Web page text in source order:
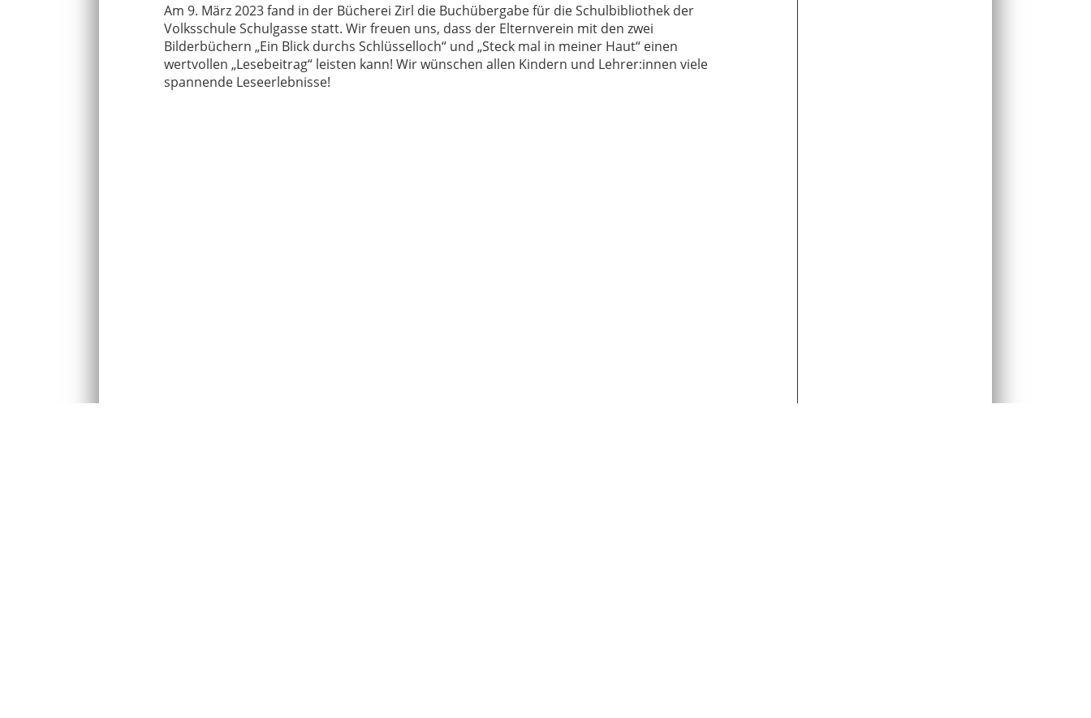
Am 9. März 2023 fand in der Bücherei Zirl die Buchübergabe für die Schulbibliothek der
Volksschule Schulgasse statt. Wir freuen uns, dass der Elternverein mit den zwei
Bilderbüchern „Ein Blick durchs Schlüsselloch“ und „Steck mal in meiner Haut“ einen
wertvollen „Lesebeitrag“ leisten kann! Wir wünschen allen Kindern und Lehrer:innen viele
spannende Leseerlebnisse!